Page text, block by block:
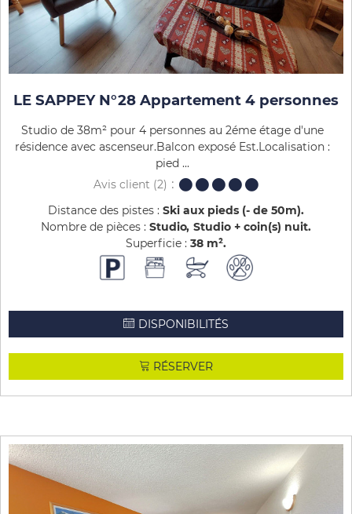
LE SAPPEY N°28 Appartement 4 personnes
Studio de 38m² pour 4 personnes au 2éme étage d'une
résidence avec ascenseur.Balcon exposé Est.Localisation :
pied ...
Avis client (2)
Distance des pistes : Ski aux pieds (- de 50m)
Nombre de pièces : Studio Studio + coin(s) nuit
Superficie : 38 m²
DISPONIBILITÉS
RÉSERVER